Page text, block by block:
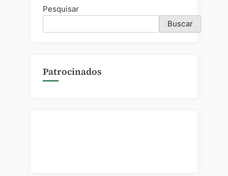
Pesquisar
Buscar
Patrocinados